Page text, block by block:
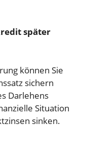
später
können Sie
sichern
Darlehens
Situation
sinken.